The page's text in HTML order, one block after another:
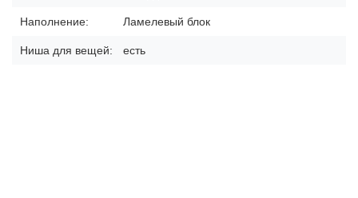
Наполнение: Ламелевый блок
Ниша для вещей: есть